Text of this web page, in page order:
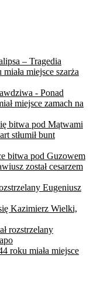
– Tragedia
miejsce szarża
- Ponad
miejsce zamach na
bitwa pod Mątwami
stłumił bunt
bitwa pod Guzowem
został cesarzem
Eugeniusz
Kazimierz Wielki,
rozstrzelany
roku miała miejsce